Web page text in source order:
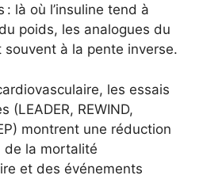
: là où l’insuline tend à
poids, les analogues du
souvent à la pente inverse.
les essais
(LEADER, REWIND,
montrent une réduction
de la mortalité
et des événements